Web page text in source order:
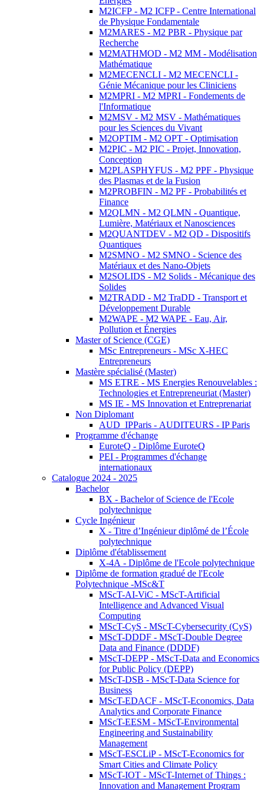
M2ICFP - M2 ICFP - Centre International
de Physique Fondamentale
M2MARES - M2 PBR - Physique par
Recherche
M2MATHMOD - M2 MM - Modélisation
Mathématique
M2MECENCLI - M2 MECENCLI -
Génie Mécanique pour les Cliniciens
M2MPRI - M2 MPRI - Fondements de
l'Informatique
M2MSV - M2 MSV - Mathématiques
pour les Sciences du Vivant
M2OPTIM - M2 OPT - Optimisation
M2PIC - M2 PIC - Projet, Innovation,
Conception
M2PLASPHYFUS - M2 PPF - Physique
des Plasmas et de la Fusion
M2PROBFIN - M2 PF - Probabilités et
Finance
M2QLMN - M2 QLMN - Quantique,
Lumière, Matériaux et Nanosciences
M2QUANTDEV - M2 QD - Dispositifs
Quantiques
M2SMNO - M2 SMNO - Science des
Matériaux et des Nano-Objets
M2SOLIDS - M2 Solids - Mécanique des
Solides
M2TRADD - M2 TraDD - Transport et
Développement Durable
M2WAPE - M2 WAPE - Eau, Air,
Pollution et Énergies
Master of Science (CGE)
MSc Entrepreneurs - MSc X-HEC
Entrepreneurs
Mastère spécialisé (Master)
MS ETRE - MS Energies Renouvelables :
Technologies et Entrepreneuriat (Master)
MS IE - MS Innovation et Entreprenariat
Non Diplomant
AUD_IPParis - AUDITEURS - IP Paris
Programme d'échange
EuroteQ - Diplôme EuroteQ
PEI - Programmes d'échange
internationaux
Catalogue 2024 - 2025
Bachelor
BX - Bachelor of Science de l'Ecole
polytechnique
Cycle Ingénieur
X - Titre d’Ingénieur diplômé de l’École
polytechnique
Diplôme d'établissement
X-4A - Diplôme de l'Ecole polytechnique
Diplôme de formation gradué de l'Ecole
Polytechnique -MSc&T
MScT-AI-ViC - MScT-Artificial
Intelligence and Advanced Visual
Computing
MScT-CyS - MScT-Cybersecurity (CyS)
MScT-DDDF - MScT-Double Degree
Data and Finance (DDDF)
MScT-DEPP - MScT-Data and Economics
for Public Policy (DEPP)
MScT-DSB - MScT-Data Science for
Business
MScT-EDACF - MScT-Economics, Data
Analytics and Corporate Finance
MScT-EESM - MScT-Environmental
Engineering and Sustainability
Management
MScT-ESCLiP - MScT-Economics for
Smart Cities and Climate Policy
MScT-IOT - MScT-Internet of Things :
Innovation and Management Program